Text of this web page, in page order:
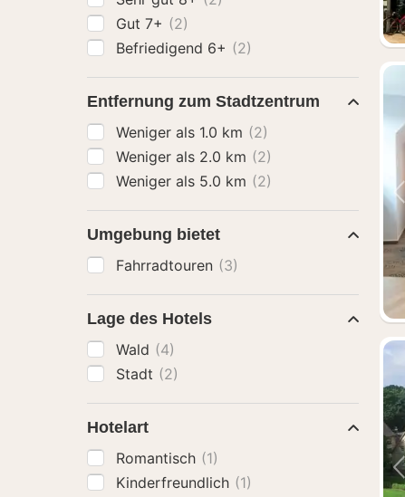
Gut 7+ (2)
Befriedigend 6+ (2)
Entfernung zum Stadtzentrum
Weniger als 1.0 km (2)
Weniger als 2.0 km (2)
Weniger als 5.0 km (2)
Umgebung bietet
Fahrradtouren (3)
Lage des Hotels
Wald (4)
Stadt (2)
Hotelart
Romantisch (1)
Kinderfreundlich (1)